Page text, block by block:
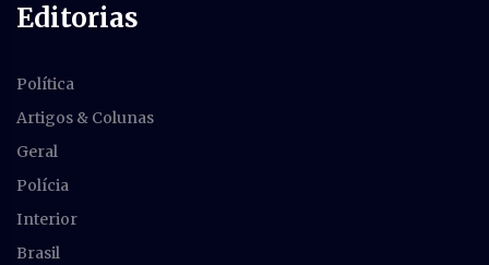
Editorias
Política
Artigos & Colunas
Geral
Polícia
Interior
Brasil